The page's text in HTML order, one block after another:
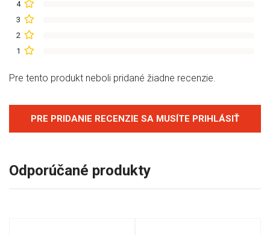
4
3
2
1
Pre tento produkt neboli pridané žiadne recenzie.
PRE PRIDANIE RECENZIE SA MUSÍTE PRIHLÁSIŤ
Odporúčané produkty